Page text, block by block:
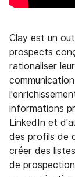
Clay est un
prospects
rationaliser
informations
LinkedIn et
des profils de
créer des
de